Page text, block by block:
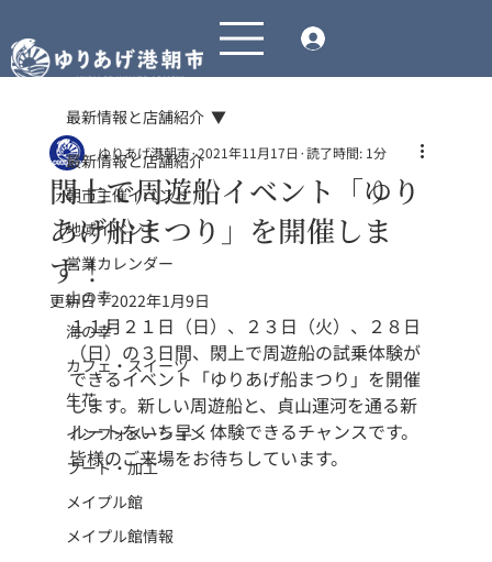
最新情報と店舗紹介
朝市主催イベント
地域イベント
営業カレンダー
山の幸
海の幸
カフェ・スイーツ
生花
インフォメーション
フード・加工
メイプル館
メイプル館情報
最新情報と店舗紹介
閖上で周遊船イベント「ゆり
あげ船まつり」を開催しま
す！
ゆりあげ港朝市 2021年11月17日 読了時間: 1分
更新日：2022年1月9日
１１月２１日（日）、２３日（火）、２８日
（日）の３日間、閖上で周遊船の試乗体験が
できるイベント「ゆりあげ船まつり」を開催
します。新しい周遊船と、貞山運河を通る新
ルートをいち早く体験できるチャンスです。
皆様のご来場をお待ちしています。